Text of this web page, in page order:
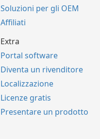
Soluzioni per gli OEM
Affiliati
Extra
Portal software
Diventa un rivenditore
Localizzazione
Licenze gratis
Presentare un prodotto